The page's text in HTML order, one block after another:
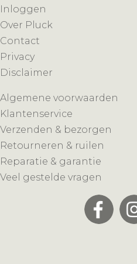
Inloggen
Over Pluck
Contact
Privacy
Disclaimer
Algemene voorwaarden
Klantenservice
Verzenden & bezorgen
Retourneren & ruilen
Reparatie & garantie
Veel gestelde vragen